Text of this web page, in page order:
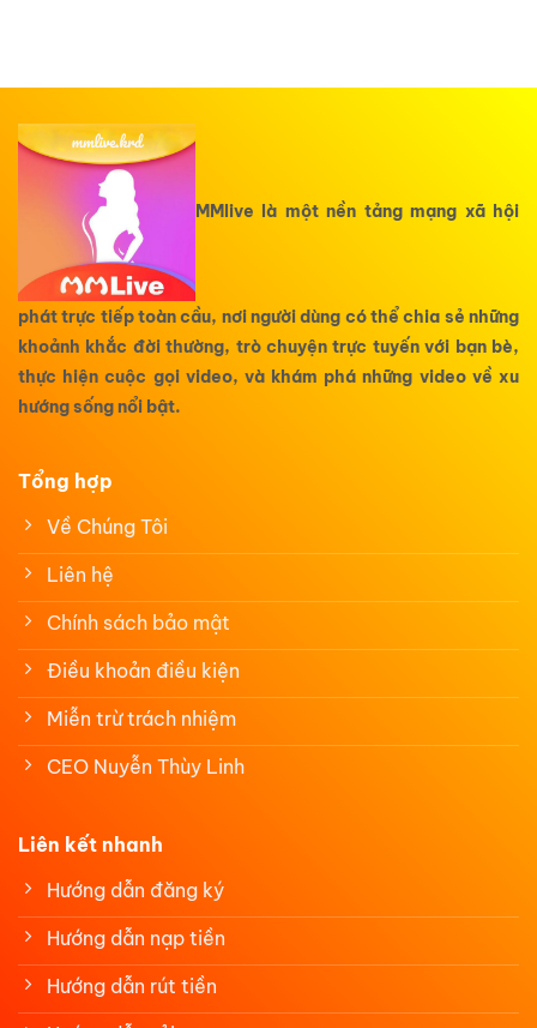
MMlive là một nền tảng mạng xã hội
phát trực tiếp toàn cầu, nơi người dùng có thể chia sẻ những
khoảnh khắc đời thường, trò chuyện trực tuyến với bạn bè,
thực hiện cuộc gọi video, và khám phá những video về xu
hướng sống nổi bật.
Tổng hợp
Về Chúng Tôi
Liên hệ
Chính sách bảo mật
Điều khoản điều kiện
Miễn trừ trách nhiệm
CEO Nuyễn Thùy Linh
Liên kết nhanh
Hướng dẫn đăng ký
Hướng dẫn nạp tiền
Hướng dẫn rút tiền